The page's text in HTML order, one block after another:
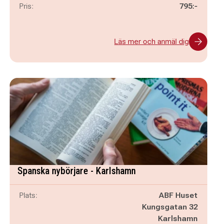
Pris: 795:-
Läs mer och anmäl dig
Spanska nybörjare - Karlshamn
Plats:
ABF Huset
Kungsgatan 32
Karlshamn